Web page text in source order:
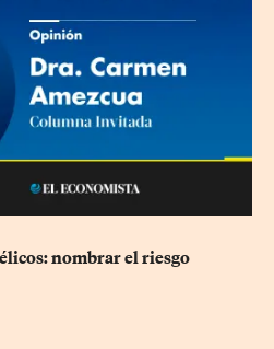
nombrar el riesgo